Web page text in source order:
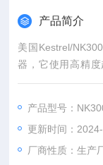
产品简介
美国Kestrel/
器，它使用高精度
低。几乎可以在任
产品型号：
更新时间：
厂商性质：生产